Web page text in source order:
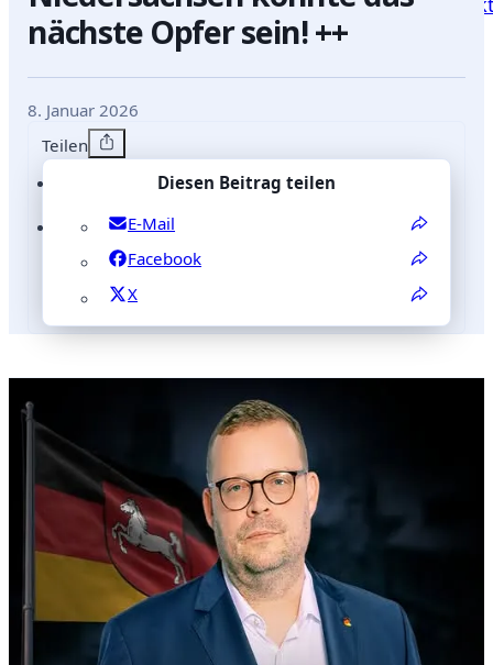
nächste Opfer sein! ++
8. Januar 2026
Teilen
Diesen Beitrag teilen
E-Mail
Facebook
X